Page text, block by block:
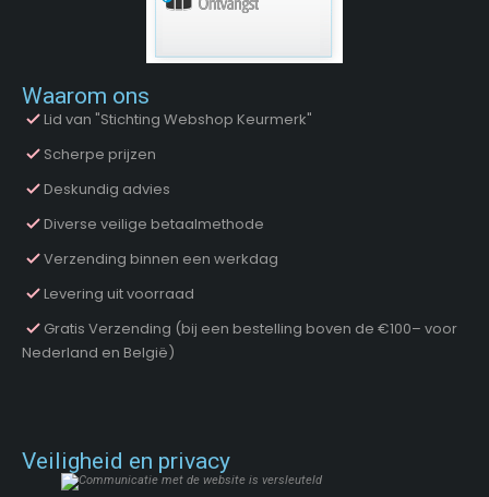
Waarom ons
Lid van "Stichting Webshop Keurmerk"
Scherpe prijzen
Deskundig advies
Diverse veilige betaalmethode
Verzending binnen een werkdag
Levering uit voorraad
Gratis Verzending (bij een bestelling boven de €100– voor
Nederland en België)
Veiligheid en privacy